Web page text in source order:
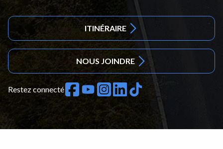
ITINÉRAIRE
NOUS JOINDRE
Restez connecté